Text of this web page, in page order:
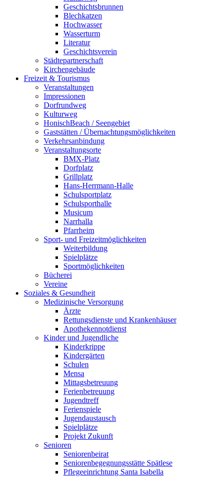
Geschichtsbrunnen
Blechkatzen
Hochwasser
Wasserturm
Literatur
Geschichtsverein
Städtepartnerschaft
Kirchengebäude
Freizeit & Tourismus
Veranstaltungen
Impressionen
Dorfrundweg
Kulturweg
HonischBeach / Seengebiet
Gaststätten / Übernachtungsmöglichkeiten
Verkehrsanbindung
Veranstaltungsorte
BMX-Platz
Dorfplatz
Grillplatz
Hans-Herrmann-Halle
Schulsportplatz
Schulsporthalle
Musicum
Narrhalla
Pfarrheim
Sport- und Freizeitmöglichkeiten
Weiterbildung
Spielplätze
Sportmöglichkeiten
Bücherei
Vereine
Soziales & Gesundheit
Medizinische Versorgung
Ärzte
Rettungsdienste und Krankenhäuser
Apothekennotdienst
Kinder und Jugendliche
Kinderkrippe
Kindergärten
Schulen
Mensa
Mittagsbetreuung
Ferienbetreuung
Jugendtreff
Ferienspiele
Jugendaustausch
Spielplätze
Projekt Zukunft
Senioren
Seniorenbeirat
Seniorenbegegnungsstätte Spätlese
Pflegeeinrichtung Santa Isabella